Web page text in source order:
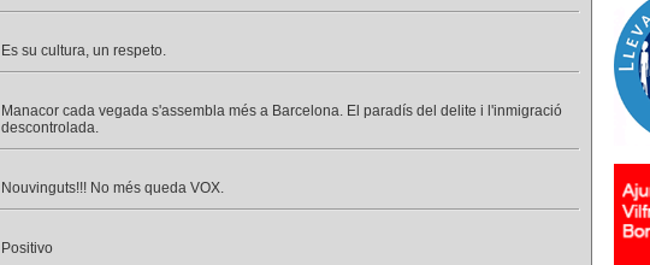
Es su cultura, un respeto.
Manacor cada vegada s'assembla més a Barcelona. El paradís del delite i l'inmigració
descontrolada.
Nouvinguts!!! No més queda VOX.
Positivo